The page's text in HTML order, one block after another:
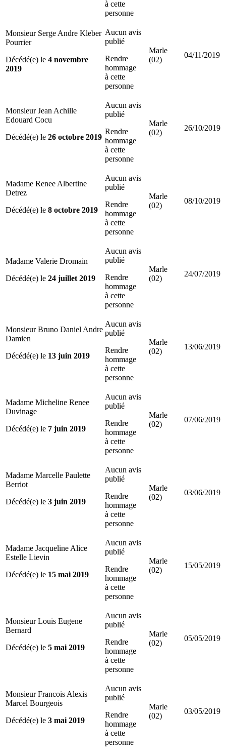
à cette
personne
Monsieur Serge Andre Kleber
Pourrier
Décédé(e) le 4 novembre
2019
Aucun avis
publié
Rendre
hommage
à cette
personne
Marle
(02)
04/11/2019
Monsieur Jean Achille
Edouard Cocu
Décédé(e) le 26 octobre 2019
Aucun avis
publié
Rendre
hommage
à cette
personne
Marle
(02)
26/10/2019
Madame Renee Albertine
Detrez
Décédé(e) le 8 octobre 2019
Aucun avis
publié
Rendre
hommage
à cette
personne
Marle
(02)
08/10/2019
Madame Valerie Dromain
Décédé(e) le 24 juillet 2019
Aucun avis
publié
Rendre
hommage
à cette
personne
Marle
(02)
24/07/2019
Monsieur Bruno Daniel Andre
Damien
Décédé(e) le 13 juin 2019
Aucun avis
publié
Rendre
hommage
à cette
personne
Marle
(02)
13/06/2019
Madame Micheline Renee
Duvinage
Décédé(e) le 7 juin 2019
Aucun avis
publié
Rendre
hommage
à cette
personne
Marle
(02)
07/06/2019
Madame Marcelle Paulette
Berriot
Décédé(e) le 3 juin 2019
Aucun avis
publié
Rendre
hommage
à cette
personne
Marle
(02)
03/06/2019
Madame Jacqueline Alice
Estelle Lievin
Décédé(e) le 15 mai 2019
Aucun avis
publié
Rendre
hommage
à cette
personne
Marle
(02)
15/05/2019
Monsieur Louis Eugene
Bernard
Décédé(e) le 5 mai 2019
Aucun avis
publié
Rendre
hommage
à cette
personne
Marle
(02)
05/05/2019
Monsieur Francois Alexis
Marcel Bourgeois
Décédé(e) le 3 mai 2019
Aucun avis
publié
Rendre
hommage
à cette
personne
Marle
(02)
03/05/2019